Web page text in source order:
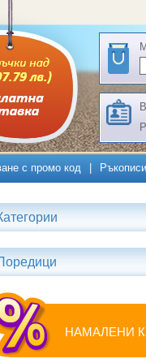
с промо код Ръкописи
НАМАЛЕНИ